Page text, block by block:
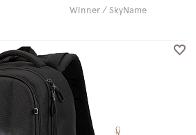
Winner / SkyName